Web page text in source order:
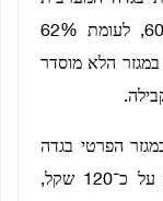
עמד ברבעון הרביעי של 2025 על כ־60%, לעומת 62%
העובדים במגזר הלא מוסדר
הפרטי בגדה
המערבית עמד ברבעון הרביעי של 2025 על כ־120 שקל,